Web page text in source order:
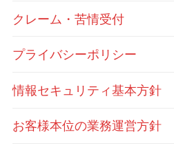
クレーム・苦情受付
プライバシーポリシー
情報セキュリティ基本方針
お客様本位の業務運営方針